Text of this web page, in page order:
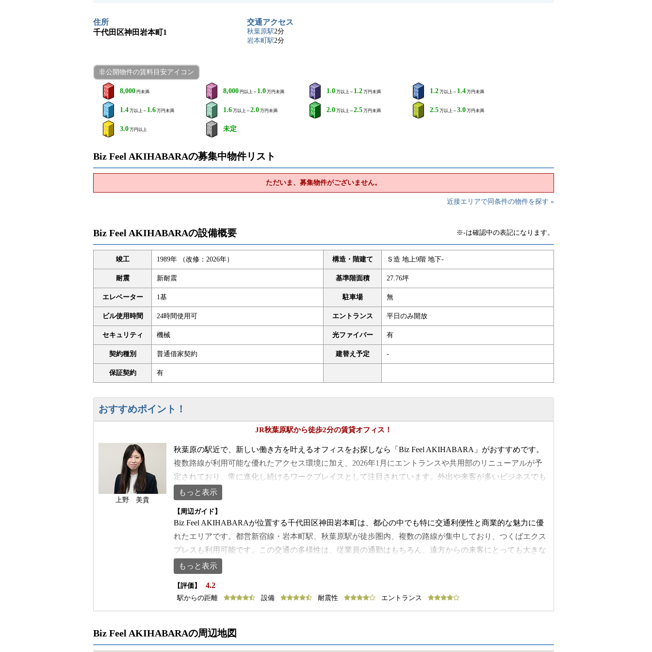
住所
千代田区神田岩本町1
交通アクセス
秋葉原駅2分
岩本町駅2分
非公開物件の賃料目安アイコン
8,000 円未満 8,000 円以上～ 1.0 万円未満 1.0 万以上～ 1.2 万円未満 1.2 万以上～ 1.4 万円未満
1.4 万以上～ 1.6 万円未満 1.6 万以上～ 2.0 万円未満 2.0 万以上～ 2.5 万円未満 2.5 万以上～ 3.0 万円未満
3.0 万円以上 未定
Biz Feel AKIHABARAの募集中物件リスト
ただいま、募集物件がございません。
近接エリアで同条件の物件を探す »
Biz Feel AKIHABARAの設備概要 ※-は確認中の表記になります。
竣工 1989年 （改修：2026年） 構造・階建て Ｓ造 地上9階 地下-
耐震 新耐震 基準階面積 27.76坪
エレベーター 1基 駐車場 無
ビル使用時間 24時間使用可 エントランス 平日のみ開放
セキュリティ 機械 光ファイバー 有
契約種別 普通借家契約 建替え予定 -
保証契約 有
おすすめポイント！
JR秋葉原駅から徒歩2分の賃貸オフィス！
上野 美貴
秋葉原の駅近で、新しい働き方を叶えるオフィスをお探しなら「Biz Feel AKIHABARA」がおすすめです。
複数路線が利用可能な優れたアクセス環境に加え、2026年1月にエントランスや共用部のリニューアルが予
定されており、常に進化し続けるワークプレイスとして注目されています。外出や来客が多いビジネスでも
利便性が高く、さらにセットアップオフィスとしての充実した設備が整っているため、すぐに快適なオフィ
分、東京メトロ日比谷線秋葉原駅へも徒歩2分、さらにJR山手線や京浜東北線、総武線の秋葉原駅からも徒
歩3分という至便の立地にあります。つくばエクスプレスの利用も可能で、都心から首都圏郊外までダイレ
クトにアクセスできるのは大きな強みです。社員の通勤のしやすさはもちろん、遠方からの来客や出張時に
も優れた機動性を発揮します。1989年に竣工、新耐震基準を満たしているため安心して利用できます。基準
階は27.76坪とワンフロア・ワンテナント仕様となっており、他社と共有せず自社のみで利用できる専有性の
高さが魅力です。オフィス空間は個別空調やOAフロアを備えており、効率的かつ快適に業務を行うことが
できます。什器付きのセットアップオフィス区画受付やミーティングスペース、リラックスできるくつろぎ
エリアまでデザインされた内装が整っており、入居後すぐに業務をスタートできる環境が整います。内装へ
のこだわりが感じられる空間は、働く人のモチベーションを高めるだけでなく、来訪者に対しても好印象を
与えます。スタートアップや新規拠点の立ち上げを検討する企業にとって、時間やコストを大幅に削減でき
もっと表示
【周辺ガイド】
Biz Feel AKIHABARAが位置する千代田区神田岩本町は、都心の中でも特に交通利便性と商業的な魅力に優
れたエリアです。都営新宿線・岩本町駅、秋葉原駅が徒歩圏内、複数の路線が集中しており、つくばエクス
プレスも利用可能です。この交通の多様性は、従業員の通勤はもちろん、遠方からの来客にとっても大きな
利点となり、ビジネス活動を円滑に進める強力な後押しとなります。周辺は東京を代表する商業拠点・秋葉
く変貌を遂げています。秋葉原駅前には「ヨドバシAkiba」がそびえ立ち、家電や雑貨、書籍、飲食まで幅
っています。特に秋葉原UDXは展示会やビジネスイベントが頻繁に開催される拠点としても知られ、ビジネ
スネットワークの拡大や情報発信の場として大きな役割を果たしています。さらに、日本橋や大手町といっ
もっと表示
【評価】 4.2
駅からの距離 設備 耐震性 エントランス
Biz Feel AKIHABARAの周辺地図